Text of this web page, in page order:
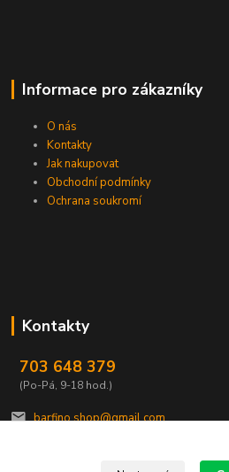
Informace pro zákazníky
O nás
Kontakty
Jak nakupovat
Obchodní podmínky
Ochrana soukromí
Kontakty
703 648 379
(Po-Pá, 9-18 hod.)
barfino.shop@gmail.com